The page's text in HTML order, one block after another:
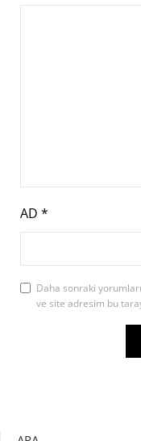
AD *
Daha sonraki
ve site adresim bu